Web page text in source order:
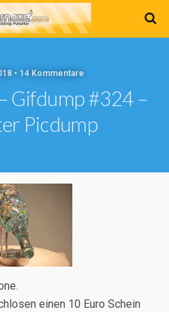
• 14 Kommentare
Gifdump #324 –
Picdump
einen 10 Euro Schein